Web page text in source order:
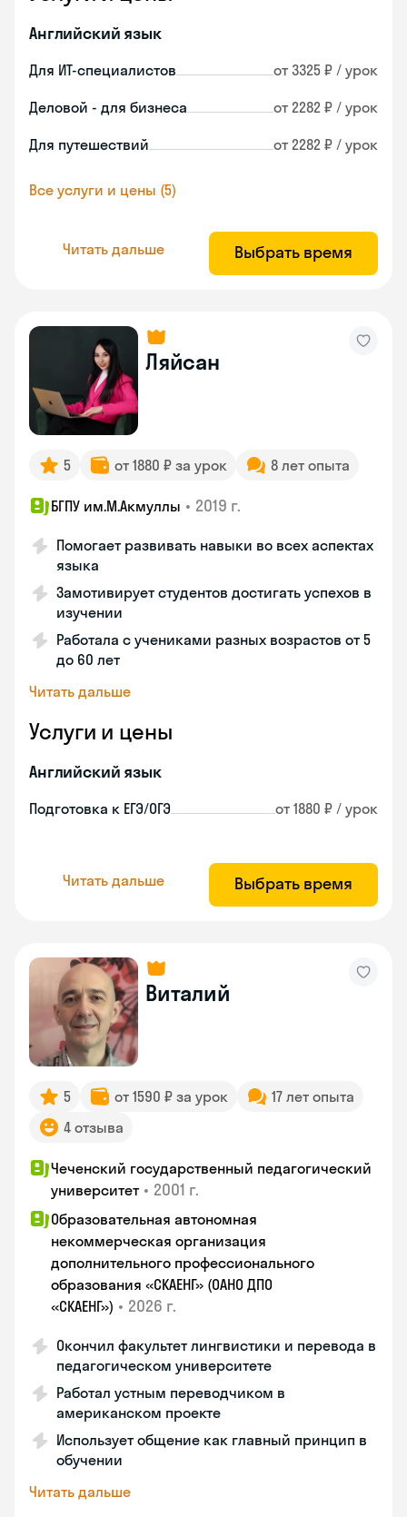
Английский язык
Для ИТ-специалистов от 3325 ₽ / урок
Деловой - для бизнеса от 2282 ₽ / урок
Для путешествий от 2282 ₽ / урок
Все услуги и цены (5)
Читать дальше Выбрать время
Ляйсан
5 от 1880 ₽ за урок 8 лет опыта
БГПУ им.М.Акмуллы • 2019 г.
Помогает развивать навыки во всех аспектах
языка
Замотивирует студентов достигать успехов в
изучении
Работала с учениками разных возрастов от 5
до 60 лет
Читать дальше
Услуги и цены
Английский язык
Подготовка к ЕГЭ/ОГЭ от 1880 ₽ / урок
Читать дальше Выбрать время
Виталий
5 от 1590 ₽ за урок
17 лет опыта
4 отзыва
Чеченский государственный педагогический
университет • 2001 г.
Образовательная автономная
некоммерческая организация
дополнительного профессионального
образования «СКАЕНГ» (ОАНО ДПО
«СКАЕНГ») • 2026 г.
Окончил факультет лингвистики и перевода в
педагогическом университете
Работал устным переводчиком в
американском проекте
Использует общение как главный принцип в
обучении
Читать дальше